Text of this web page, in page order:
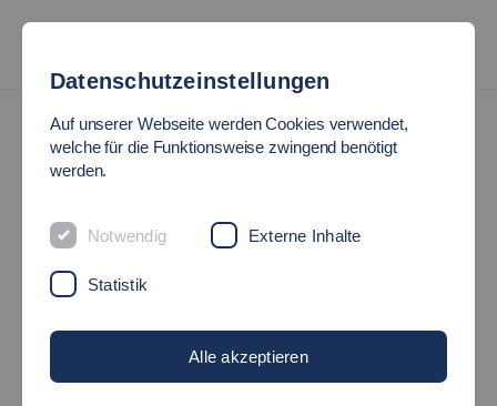
#HOCHSCHULE_INSIDE:
LABOR FÜR
KUNSTSTOFFTECHNIK
27.04.2022HochschuleInside - Maschinen und Systeme
Datenschutzeinstellungen
Auf unserer Webseite werden Cookies verwendet,
welche für die Funktionsweise zwingend benötigt
werden.
Notwendig Externe Inhalte
Statistik
Alle akzeptieren